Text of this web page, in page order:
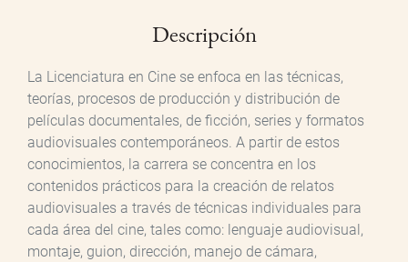
Descripción
La Licenciatura en Cine se enfoca en las técnicas,
teorías, procesos de producción y distribución de
películas documentales, de ficción, series y formatos
audiovisuales contemporáneos. A partir de estos
conocimientos, la carrera se concentra en los
contenidos prácticos para la creación de relatos
audiovisuales a través de técnicas individuales para
cada área del cine, tales como: lenguaje audiovisual,
montaje, guion, dirección, manejo de cámara,